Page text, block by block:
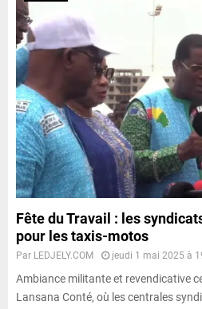
Fête du Travail : les
pour les taxis-motos
Par LEDJELY.COM jeudi 1 mai 2025 à
Ambiance militante et revendicative
Lansana Conté, où les centrales